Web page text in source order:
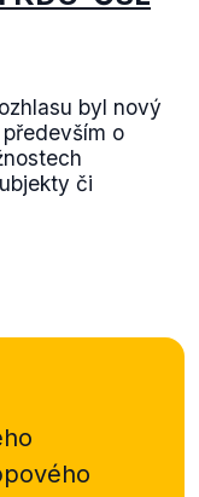
byl nový
o
či